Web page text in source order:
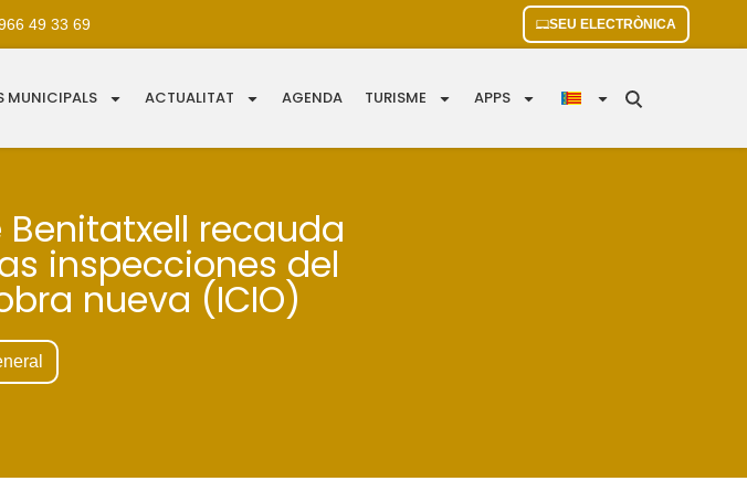
49 33 69 SEU ELECTRÒNICA
MUNICIPALS ACTUALITAT AGENDA TURISME APPS
recauda
inspecciones del
nueva (ICIO)